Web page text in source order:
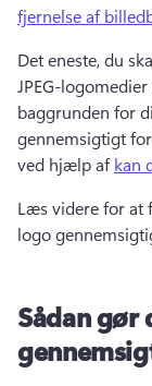
fjernelse af
Det eneste, du
JPEG-
baggrunden for
gennemsigtigt
ved hjælp af kan
Læs videre for at
logo
Sådan gør